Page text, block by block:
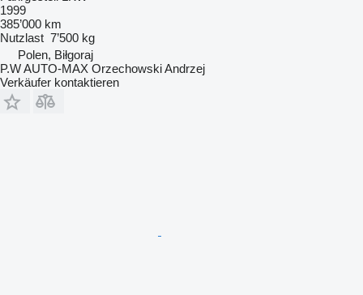
1999
385’000 km
Nutzlast 7’500 kg
Polen, Biłgoraj
P.W AUTO-MAX Orzechowski Andrzej
Verkäufer kontaktieren